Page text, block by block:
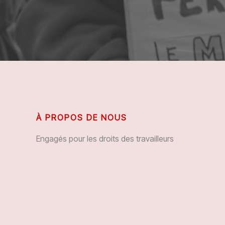
À PROPOS DE NOUS
Engagés pour les droits des travailleurs